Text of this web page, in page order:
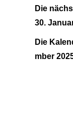
Die
30.
Die
mber